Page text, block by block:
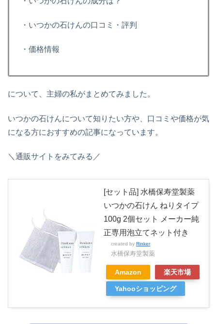
・いつかの石けんの口コミ・評判
・価格情報
について、主婦の私がまとめてみました。
いつかの石けんについて知りたい方や、口コミや価格が気
になる方におすすめの記事になっています。
＼通販サイトをみてみる／
[セット品] 水橋保寿堂製薬
いつかの石けん ねりタイプ
100g 2個セット メーカー純
正専用泡立てネット付き
created by Rinker
水橋保寿堂製薬
Amazon 楽天市場
Yahooショッピング